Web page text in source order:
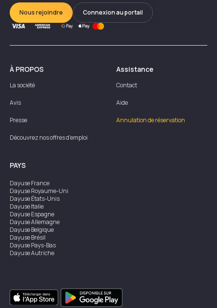
Nous rejoindre Connexion au portail
À PROPOS
La société
Avis
Presse
Découvrez nos offres d'emploi
Assistance
Contact
Aide
Annulation de réservation
PAYS
DayuseFrance
DayuseRoyaume-Uni
DayuseÉtats-Unis
DayuseItalie
DayuseEspagne
DayuseAllemagne
DayuseBelgique
DayuseBrésil
DayusePays-Bas
DayuseAutriche
DayuseSingapour
DayuseSuède